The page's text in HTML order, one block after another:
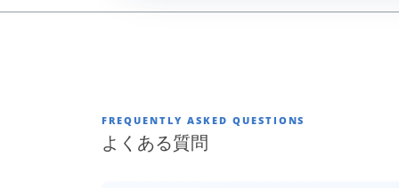
FREQUENTLY ASKED QUESTIONS
よくある質問